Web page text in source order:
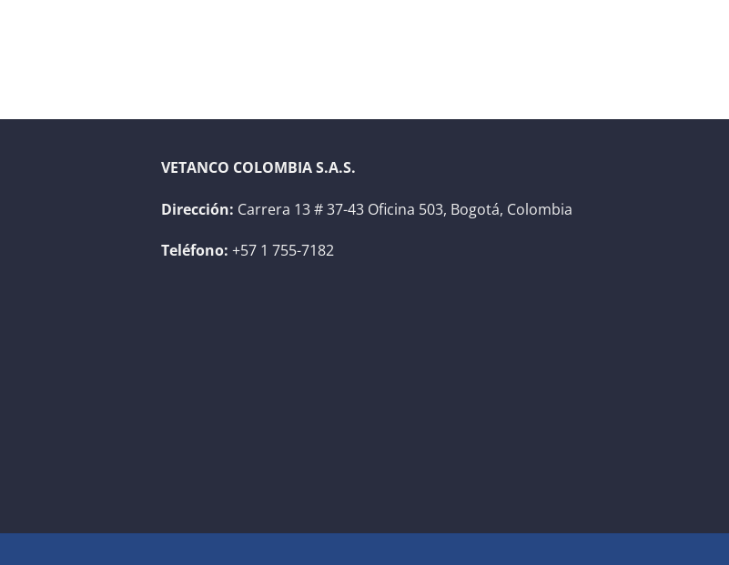
VETANCO COLOMBIA S.A.S.
Dirección: Carrera 13 # 37-43 Oficina 503, Bogotá, Colombia
Teléfono: +57 1 755-7182